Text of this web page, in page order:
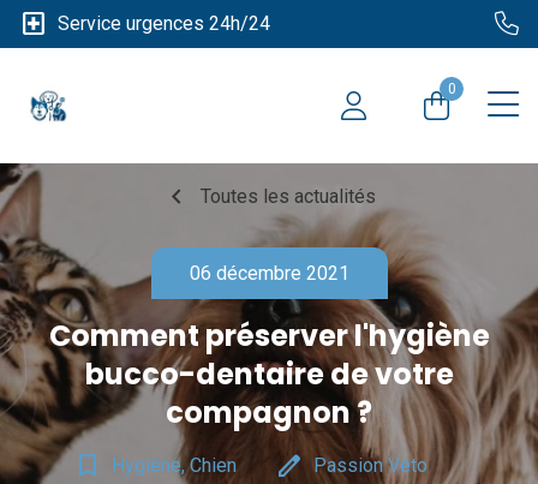
local_hospital Service urgences 24h/24
0
chevron_left Toutes les actualités
06 décembre 2021
Comment préserver l'hygiène
bucco-dentaire de votre
compagnon ?
bookmark_border Hygiène, Chien edit Passion Véto